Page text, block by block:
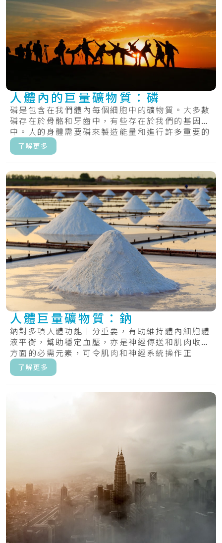
人體內的巨量礦物質：磷
磷是包含在我們體內每個細胞中的礦物質。大多數
磷存在於骨骼和牙齒中，有些存在於我們的基因
中。人的身體需要磷來製造能量和進行許多重要的
化學過.....
了解更多
人體巨量礦物質：鈉
鈉對多項人體功能十分重要，有助維持體內細胞體
液平衡，幫助穩定血壓，亦是神經傳送和肌肉收縮
方面的必需元素，可令肌肉和神經系統操作正
常。.....
了解更多